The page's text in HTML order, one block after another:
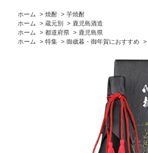
ホーム > 焼酎 > 芋焼酎
ホーム
> 蔵元別 > 鹿児島酒造
ホーム
> 都道府県 > 鹿児島県
ホーム
> 特集 > 御歳暮・御年賀におすすめ >